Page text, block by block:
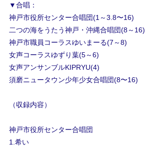
▼合唱：
神戸市役所センター合唱団(1～3.8〜16)
二つの海をうたう神戸・沖縄合唱団(8～16)
神戸市職員コーラスゆいまーる(7～8)
女声コーラスゆずり葉(5～6)
女声アンサンブルKIPRYU(4)
須磨ニュータウン少年少女合唱団(8〜16)
（収録内容）
神戸市役所センター合唱団
1.希い